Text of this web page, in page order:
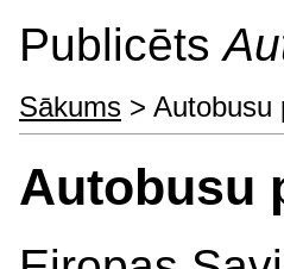
Publicēts
Sākums > Autobusu
Autobusu